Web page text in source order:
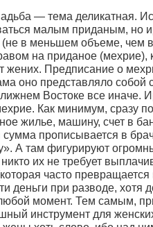
— тема деликатная.
малым приданым, но
в меньшем объеме, чем
на приданое (мехрие),
жених. Предписание о
оно представляло собой
Востоке все иначе.
Как минимум, сразу
жилье, машину, счет в
прописывается в
А там фигурируют
их не требует
часто
деньги при разводе,
момент. Тем самым,
инструмент для